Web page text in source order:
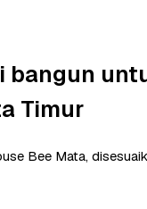
bangun
Timur
Bee Mata,